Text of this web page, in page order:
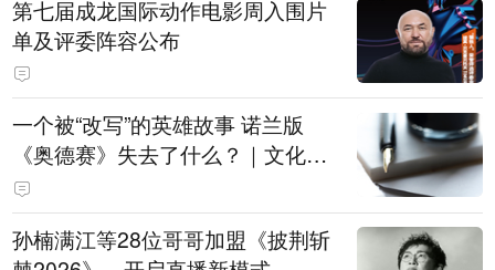
第七届成龙国际动作电影周入围片
单及评委阵容公布
一个被“改写”的英雄故事 诺兰版
《奥德赛》失去了什么？｜文化观
察
孙楠满江等28位哥哥加盟《披荆斩